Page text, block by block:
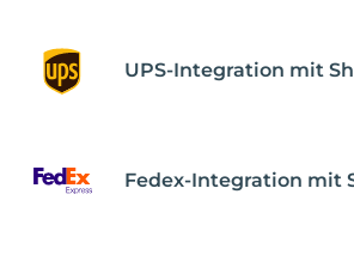
UPS-Integration mit
Fedex-Integration mit